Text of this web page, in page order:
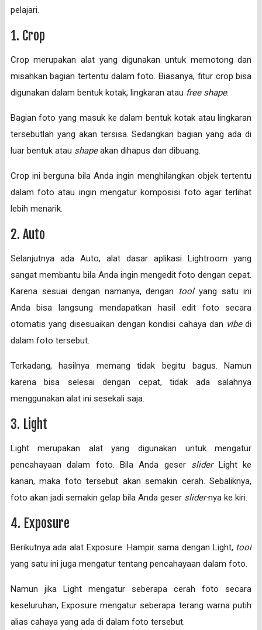
pelajari.
1. Crop
Crop merupakan alat yang digunakan untuk memotong dan
misahkan bagian tertentu dalam foto. Biasanya, fitur crop bisa
digunakan dalam bentuk kotak, lingkaran atau free shape.
Bagian foto yang masuk ke dalam bentuk kotak atau lingkaran
tersebutlah yang akan tersisa. Sedangkan bagian yang ada di
luar bentuk atau shapeakan dihapus dan dibuang.
Crop ini berguna bila Anda ingin menghilangkan objek tertentu
dalam foto atau ingin mengatur komposisi foto agar terlihat
lebih menarik.
2. Auto
Selanjutnya ada Auto, alat dasar aplikasi Lightroom yang
sangat membantu bila Anda ingin mengedit foto dengan cepat.
Karena sesuai dengan namanya, dengan toolyang satu ini
Anda bisa langsung mendapatkan hasil edit foto secara
otomatis yang disesuaikan dengan kondisi cahaya dan vibedi
dalam foto tersebut.
Terkadang, hasilnya memang tidak begitu bagus. Namun
karena bisa selesai dengan cepat, tidak ada salahnya
menggunakan alat ini sesekali saja.
3. Light
Light merupakan alat yang digunakan untuk mengatur
pencahayaan dalam foto. Bila Anda geser sliderLight ke
kanan, maka foto tersebut akan semakin cerah. Sebaliknya,
foto akan jadi semakin gelap bila Anda geser slider-nya ke kiri.
4. Exposure
Berikutnya ada alat Exposure. Hampir sama dengan Light, tool
yang satu ini juga mengatur tentang pencahayaan dalam foto.
Namun jika Light mengatur seberapa cerah foto secara
keseluruhan, Exposure mengatur seberapa terang warna putih
alias cahaya yang ada di dalam foto tersebut.